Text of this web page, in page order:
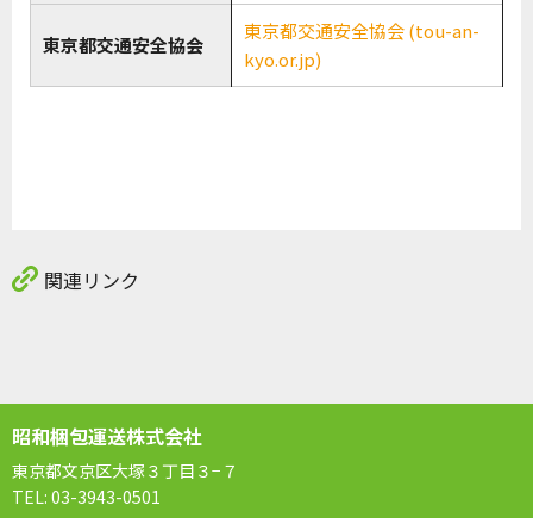
東京都交通安全協会
東京都交通安全協会 (tou-an-
kyo.or.jp)
関連リンク
昭和梱包運送株式会社
東京都文京区大塚３丁目３−７
TEL: 03-3943-0501